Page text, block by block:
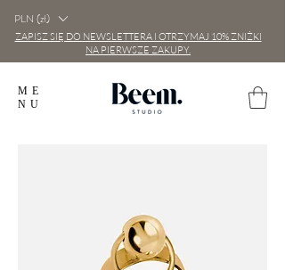
ME
NU
PLN (zł)
ZAPISZ SIĘ DO NEWSLETTERA I OTRZYMAJ 10% ZNIŻKI
NA PIERWSZE ZAKUPY.